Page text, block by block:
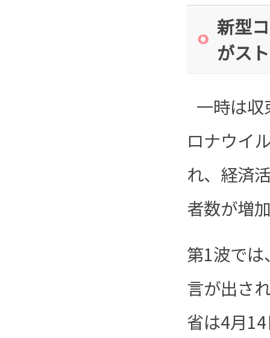
新型
がス
一時は
ロナウイ
れ、経済
者数が増
第1波で
言が出さ
省は4月